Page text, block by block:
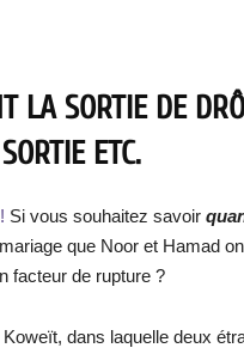
LA SORTIE DE
ETC.
Si vous souhaitez savoir
que Noor et Hamad
facteur de rupture ?
dans laquelle deux